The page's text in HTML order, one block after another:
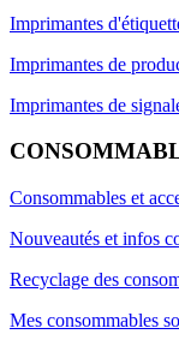
Imprimantes
Imprimantes de
Imprimantes de
Consommables et
Nouveautés et infos
Recyclage des
Mes consommables